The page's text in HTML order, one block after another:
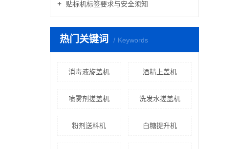
贴标机标签要求与安全须知
热门关键词 Keywords
消毒液旋盖机 酒精上盖机
喷雾剂搓盖机 洗发水搓盖机
粉剂送料机 白糖提升机